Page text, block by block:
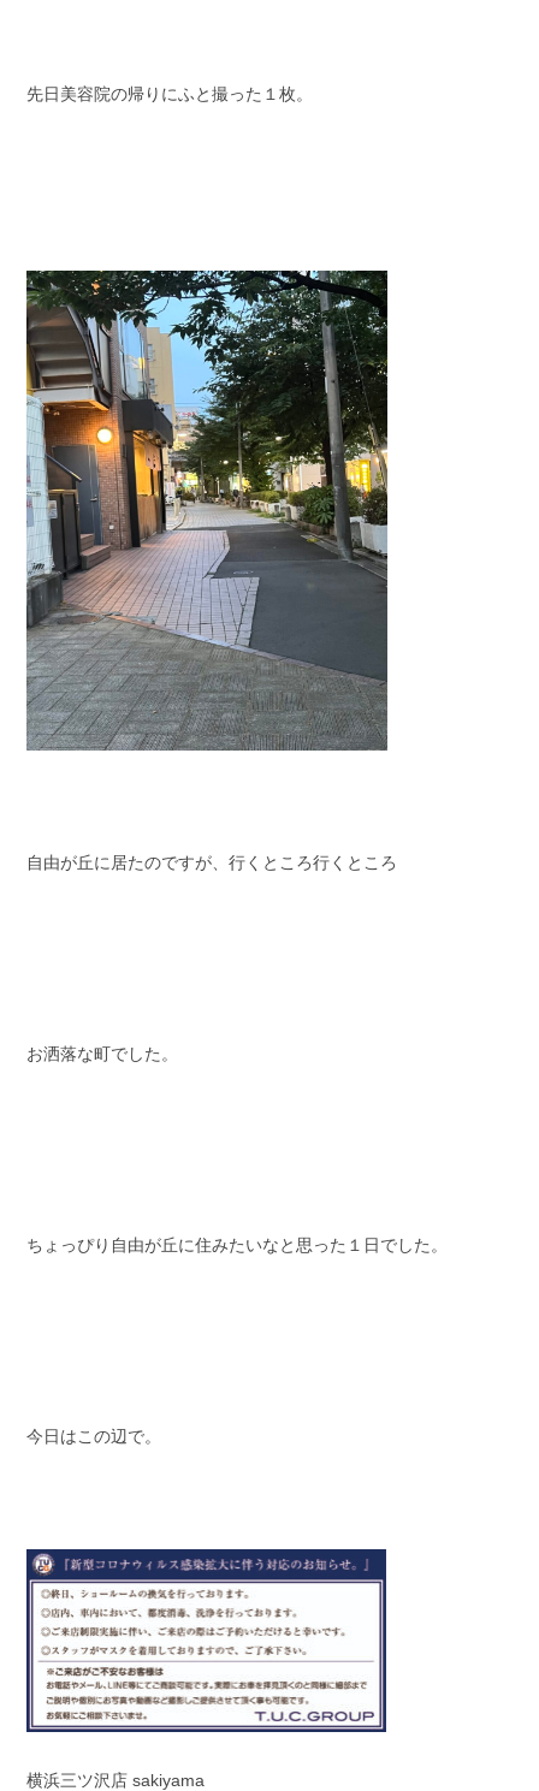
先日美容院の帰りにふと撮った１枚。
自由が丘に居たのですが、行くところ行くところ
お洒落な町でした。
ちょっぴり自由が丘に住みたいなと思った１日でした。
今日はこの辺で。
横浜三ツ沢店 sakiyama